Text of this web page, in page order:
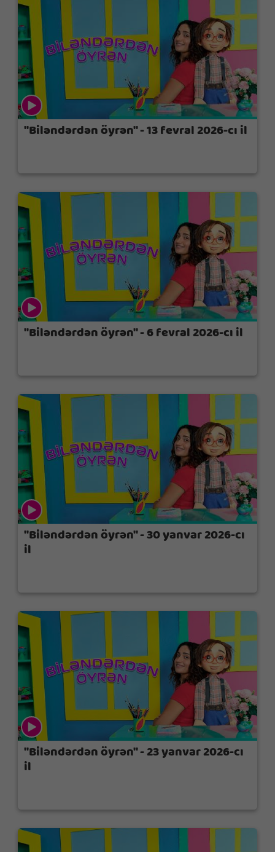
"Biləndərdən öyrən" - 13 fevral 2026-cı il
"Biləndərdən öyrən" - 6 fevral 2026-cı il
"Biləndərdən öyrən" - 30 yanvar 2026-cı
il
"Biləndərdən öyrən" - 23 yanvar 2026-cı
il